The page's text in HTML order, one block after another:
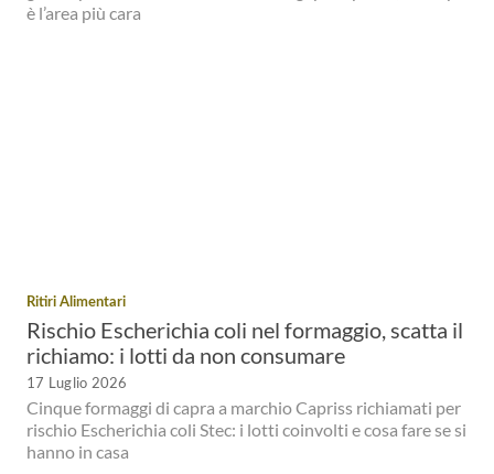
è l’area più cara
Ritiri Alimentari
Rischio Escherichia coli nel formaggio, scatta il
richiamo: i lotti da non consumare
17 Luglio 2026
Cinque formaggi di capra a marchio Capriss richiamati per
rischio Escherichia coli Stec: i lotti coinvolti e cosa fare se si
hanno in casa